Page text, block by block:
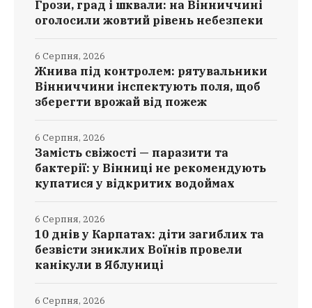
Грози, град і шквали: на Вінниччині
оголосили жовтий рівень небезпеки
Жнива під контролем: рятувальники
Вінниччини інспектують поля, щоб
зберегти врожай від пожеж
6 Серпня, 2026
Замість свіжості — паразити та
бактерії: у Вінниці не рекомендують
купатися у відкритих водоймах
6 Серпня, 2026
10 днів у Карпатах: діти загиблих та
безвісти зниклих Воїнів провели
канікули в Яблуниці
6 Серпня, 2026
6 Серпня, 2026